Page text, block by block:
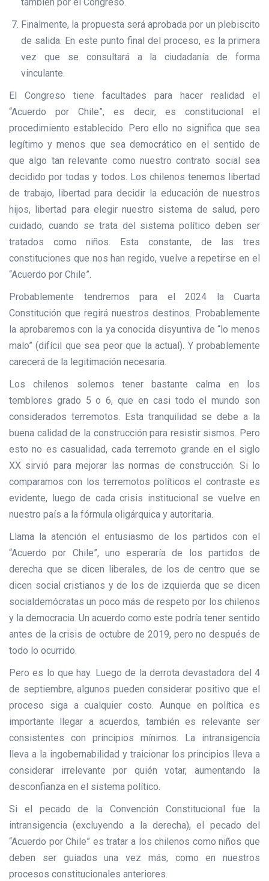
Finalmente, la propuesta será aprobada por un plebiscito
de salida. En este punto final del proceso, es la primera
vez que se consultará a la ciudadanía de forma
vinculante.
El Congreso tiene facultades para hacer realidad el
“Acuerdo por Chile”, es decir, es constitucional el
procedimiento establecido. Pero ello no significa que sea
legítimo y menos que sea democrático en el sentido de
que algo tan relevante como nuestro contrato social sea
decidido por todas y todos. Los chilenos tenemos libertad
de trabajo, libertad para decidir la educación de nuestros
hijos, libertad para elegir nuestro sistema de salud, pero
cuidado, cuando se trata del sistema político deben ser
tratados como niños. Esta constante, de las tres
constituciones que nos han regido, vuelve a repetirse en el
“Acuerdo por Chile”.
Probablemente tendremos para el 2024 la Cuarta
Constitución que regirá nuestros destinos. Probablemente
la aprobaremos con la ya conocida disyuntiva de “lo menos
malo” (difícil que sea peor que la actual). Y probablemente
carecerá de la legitimación necesaria.
Los chilenos solemos tener bastante calma en los
temblores grado 5 o 6, que en casi todo el mundo son
considerados terremotos. Esta tranquilidad se debe a la
buena calidad de la construcción para resistir sismos. Pero
esto no es casualidad, cada terremoto grande en el siglo
XX sirvió para mejorar las normas de construcción. Si lo
comparamos con los terremotos políticos el contraste es
evidente, luego de cada crisis institucional se vuelve en
nuestro país a la fórmula oligárquica y autoritaria.
Llama la atención el entusiasmo de los partidos con el
“Acuerdo por Chile”, uno esperaría de los partidos de
derecha que se dicen liberales, de los de centro que se
dicen social cristianos y de los de izquierda que se dicen
socialdemócratas un poco más de respeto por los chilenos
y la democracia. Un acuerdo como este podría tener sentido
antes de la crisis de octubre de 2019, pero no después de
todo lo ocurrido.
Pero es lo que hay. Luego de la derrota devastadora del 4
de septiembre, algunos pueden considerar positivo que el
proceso siga a cualquier costo. Aunque en política es
importante llegar a acuerdos, también es relevante ser
consistentes con principios mínimos. La intransigencia
lleva a la ingobernabilidad y traicionar los principios lleva a
considerar irrelevante por quién votar, aumentando la
desconfianza en el sistema político.
Si el pecado de la Convención Constitucional fue la
intransigencia (excluyendo a la derecha), el pecado del
“Acuerdo por Chile” es tratar a los chilenos como niños que
deben ser guiados una vez más, como en nuestros
procesos constitucionales anteriores.